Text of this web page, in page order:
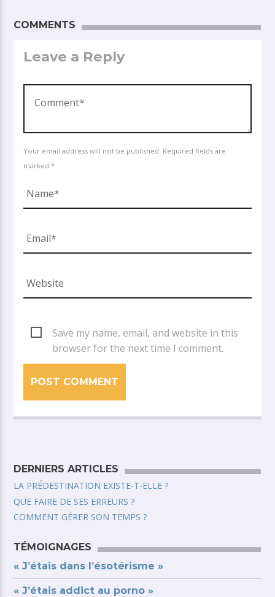
COMMENTS
Leave a Reply
Your email address will not be published. Required fields are
marked *
Save my name, email, and website in this
browser for the next time I comment.
DERNIERS ARTICLES
LA PRÉDESTINATION EXISTE-T-ELLE ?
QUE FAIRE DE SES ERREURS ?
COMMENT GÉRER SON TEMPS ?
TÉMOIGNAGES
« J’étais dans l’ésotérisme »
« J’étais addict au porno »